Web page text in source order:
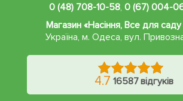
0 (48) 708-10-58, 0 (67) 004-
Магазин «Насіння, Все для
Україна, м. Одеса,вул.
4.7 16587 відгуків